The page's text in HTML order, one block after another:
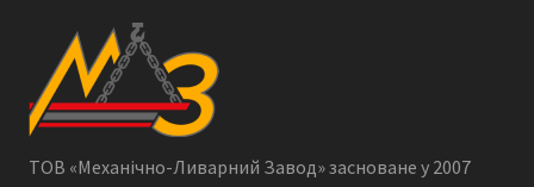
ТОВ «Механічно-Ливарний Завод» засноване у 2007